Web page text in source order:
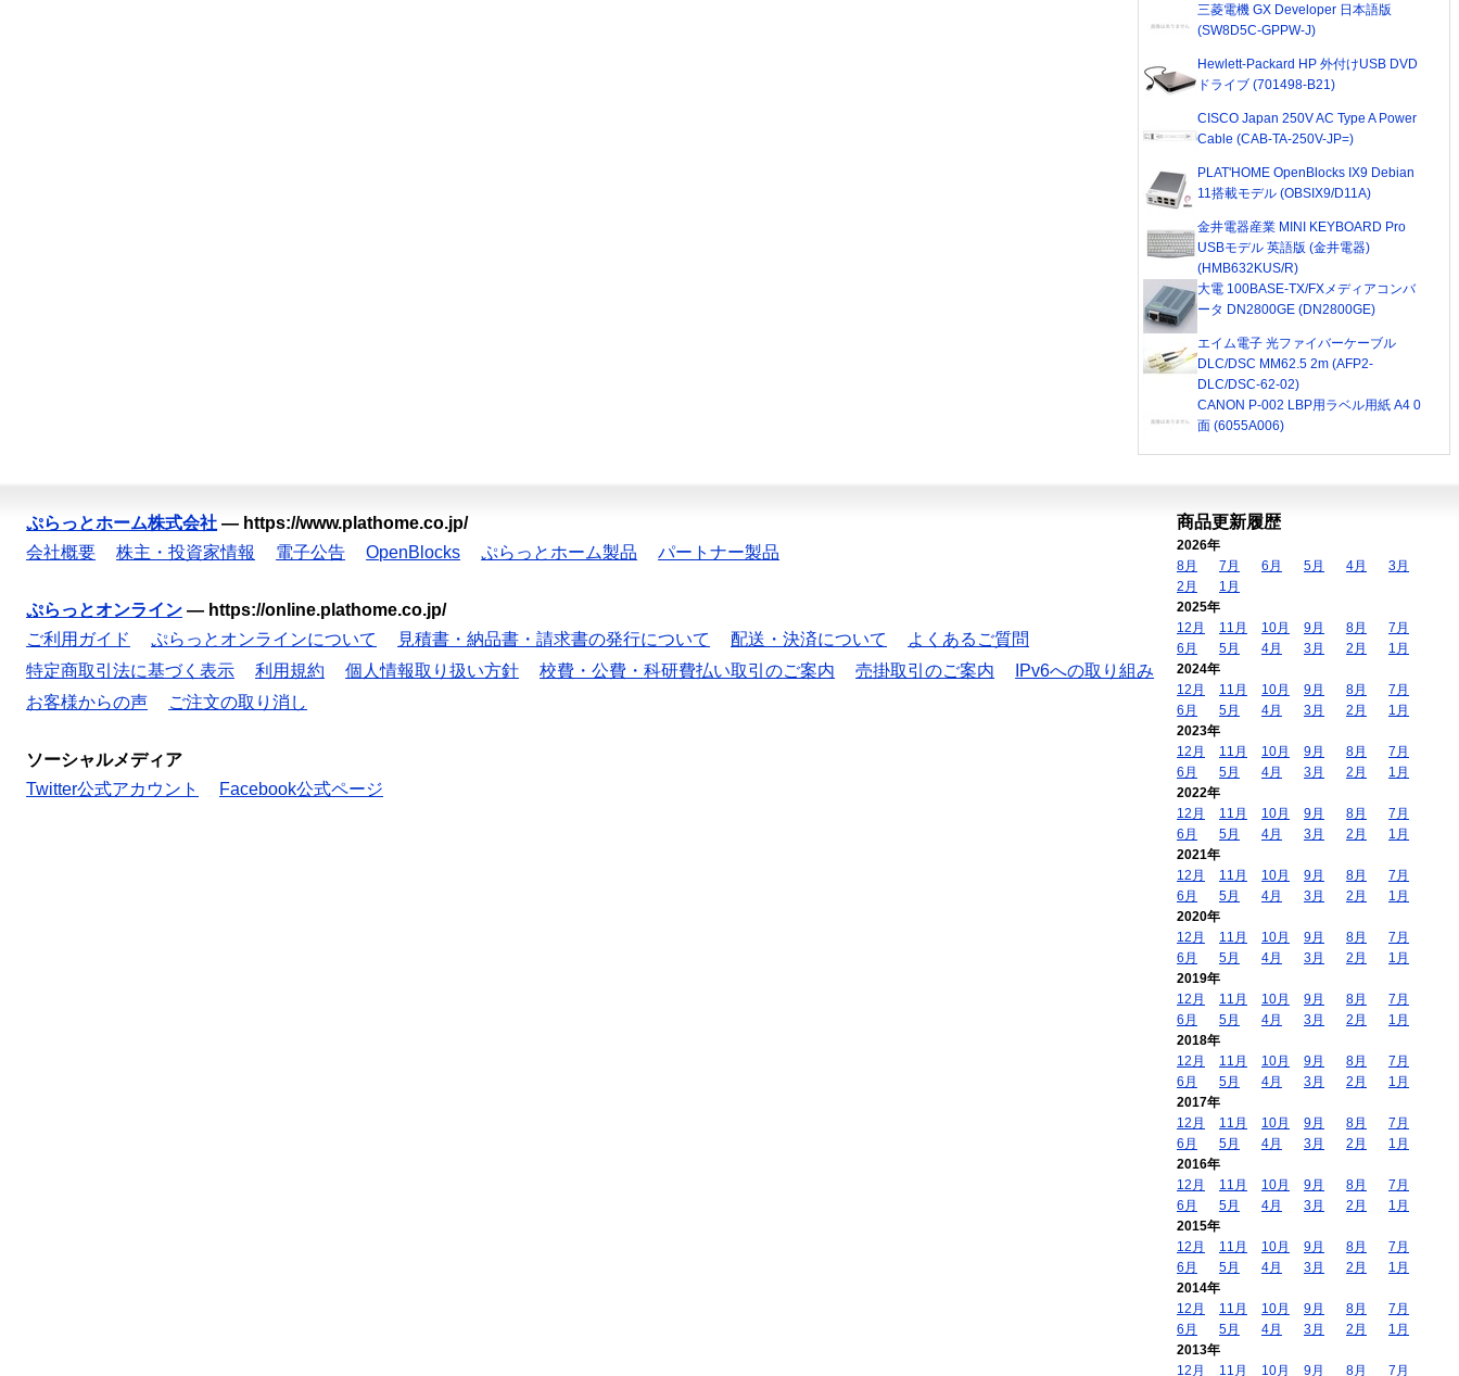
三菱電機 GX Developer 日本語版
(SW8D5C-GPPW-J)
Hewlett-Packard HP 外付けUSB DVD
ドライブ (701498-B21)
CISCO Japan 250V AC Type A Power
Cable (CAB-TA-250V-JP=)
PLAT'HOME OpenBlocks IX9 Debian
11搭載モデル (OBSIX9/D11A)
金井電器産業 MINI KEYBOARD Pro
USBモデル 英語版 (金井電器)
(HMB632KUS/R)
大電 100BASE-TX/FXメディアコンバ
ータ DN2800GE (DN2800GE)
エイム電子 光ファイバーケーブル
DLC/DSC MM62.5 2m (AFP2-
DLC/DSC-62-02)
CANON P-002 LBP用ラベル用紙 A4 0
面 (6055A006)
ぷらっとホーム株式会社 — https://www.plathome.co.jp/
会社概要
株主・投資家情報 電子公告 OpenBlocks ぷらっとホーム製品 パートナー製品
ぷらっとオンライン — https://online.plathome.co.jp/
ご利用ガイド
ぷらっとオンラインについて 見積書・納品書・請求書の発行について 配送・決済について
よくあるご質問
特定商取引法に基づく表示
利用規約 個人情報取り扱い方針 校費・公費・科研費払い取引のご案内 売掛取引のご案内
IPv6への取り組み
お客様からの声
ご注文の取り消し
ソーシャルメディア
Twitter公式アカウント
Facebook公式ページ
商品更新履歴
2026年
8月
7月 6月 5月 4月
3月
2月
1月
2025年
12月
11月 10月 9月 8月
7月
6月
5月 4月 3月 2月
1月
2024年
12月
11月 10月 9月 8月
7月
6月
5月 4月 3月 2月
1月
2023年
12月
11月 10月 9月 8月
7月
6月
5月 4月 3月 2月
1月
2022年
12月
11月 10月 9月 8月
7月
6月
5月 4月 3月 2月
1月
2021年
12月
11月 10月 9月 8月
7月
6月
5月 4月 3月 2月
1月
2020年
12月
11月 10月 9月 8月
7月
6月
5月 4月 3月 2月
1月
2019年
12月
11月 10月 9月 8月
7月
6月
5月 4月 3月 2月
1月
2018年
12月
11月 10月 9月 8月
7月
6月
5月 4月 3月 2月
1月
2017年
12月
11月 10月 9月 8月
7月
6月
5月 4月 3月 2月
1月
2016年
12月
11月 10月 9月 8月
7月
6月
5月 4月 3月 2月
1月
2015年
12月
11月 10月 9月 8月
7月
6月
5月 4月 3月 2月
1月
2014年
12月
11月 10月 9月 8月
7月
6月
5月 4月 3月 2月
1月
2013年
12月
11月 10月 9月 8月 7月